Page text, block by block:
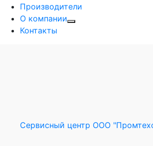
Производители
О компании
Контакты
Сервисный центр ООО